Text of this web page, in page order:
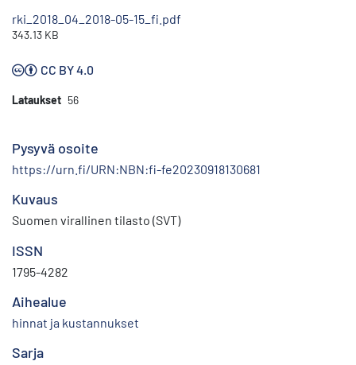
rki_2018_04_2018-05-15_fi.pdf
343.13 KB
CC BY 4.0
Lataukset 56
Pysyvä osoite
https://urn.fi/URN:NBN:fi-fe20230918130681
Kuvaus
Suomen virallinen tilasto (SVT)
ISSN
1795-4282
Aihealue
hinnat ja kustannukset
Sarja